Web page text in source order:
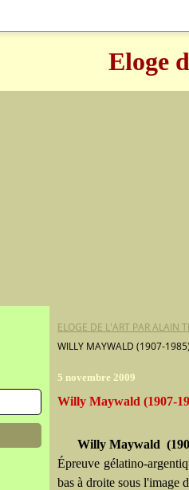
Eloge
ELOGE DE L'ART PAR ALAIN
WILLY MAYWALD (1907-
5 novembre 2009
Willy Maywald (1907-
Willy Maywald
Épreuve gélatino-
bas à droite sous l'image